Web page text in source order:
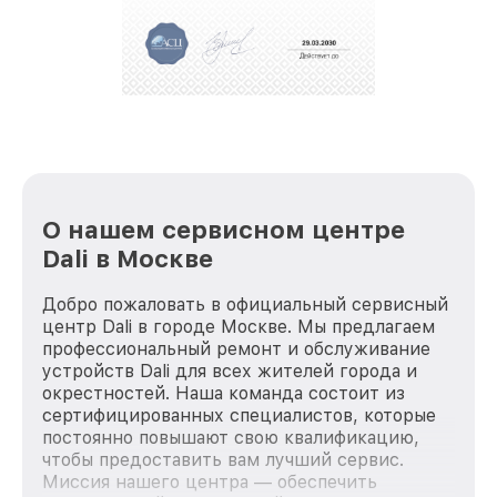
репутацию. Мы постоянно совершенствуемся и
стараемся каждый день делать наш сервис еще
О нашем сервисном центре
Dali в Москве
Добро пожаловать в официальный сервисный
центр Dali в городе Москве. Мы предлагаем
профессиональный ремонт и обслуживание
устройств Dali для всех жителей города и
окрестностей. Наша команда состоит из
сертифицированных специалистов, которые
постоянно повышают свою квалификацию,
чтобы предоставить вам лучший сервис.
Миссия нашего центра — обеспечить